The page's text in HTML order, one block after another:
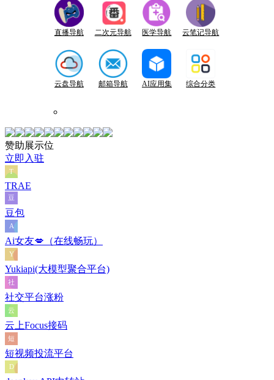
直播导航 二次元导航 医学导航 云笔记导航
云盘导航 邮箱导航 AI应用集 综合分类
赞助展示位
立即入驻
TRAE
豆包
Ai女友💋（在线畅玩）
Yukiapi(大模型聚合平台)
社交平台涨粉
云上Focus接码
短视频投流平台